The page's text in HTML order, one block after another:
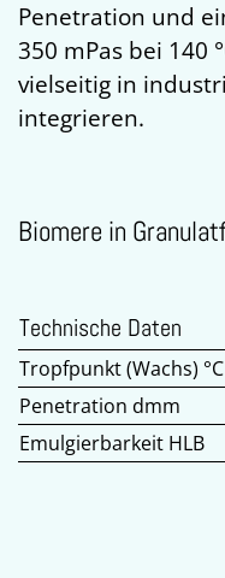
Penetration und
350 mPas bei 140
vielseitig in
integrieren.
Biomere in
Technische Daten
Tropfpunkt (Wachs) °C
Penetration dmm
Emulgierbarkeit HLB